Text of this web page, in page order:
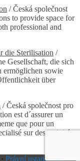
/ Česká společnost
to provide space for
professional and
die Sterilisation /
Gesellschaft, die sich
ermöglichen sowie
über
/ Česká společnost pro
est d´assurer un
que pour un
sur des activités
Právní ustanovení